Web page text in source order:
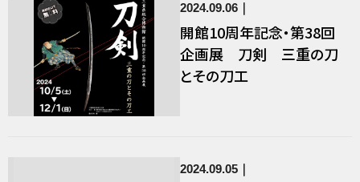
2024.09.06
開館10周年記念・第38回
企画展 刀剣 三重の刀
とその刀工
2024.09.05